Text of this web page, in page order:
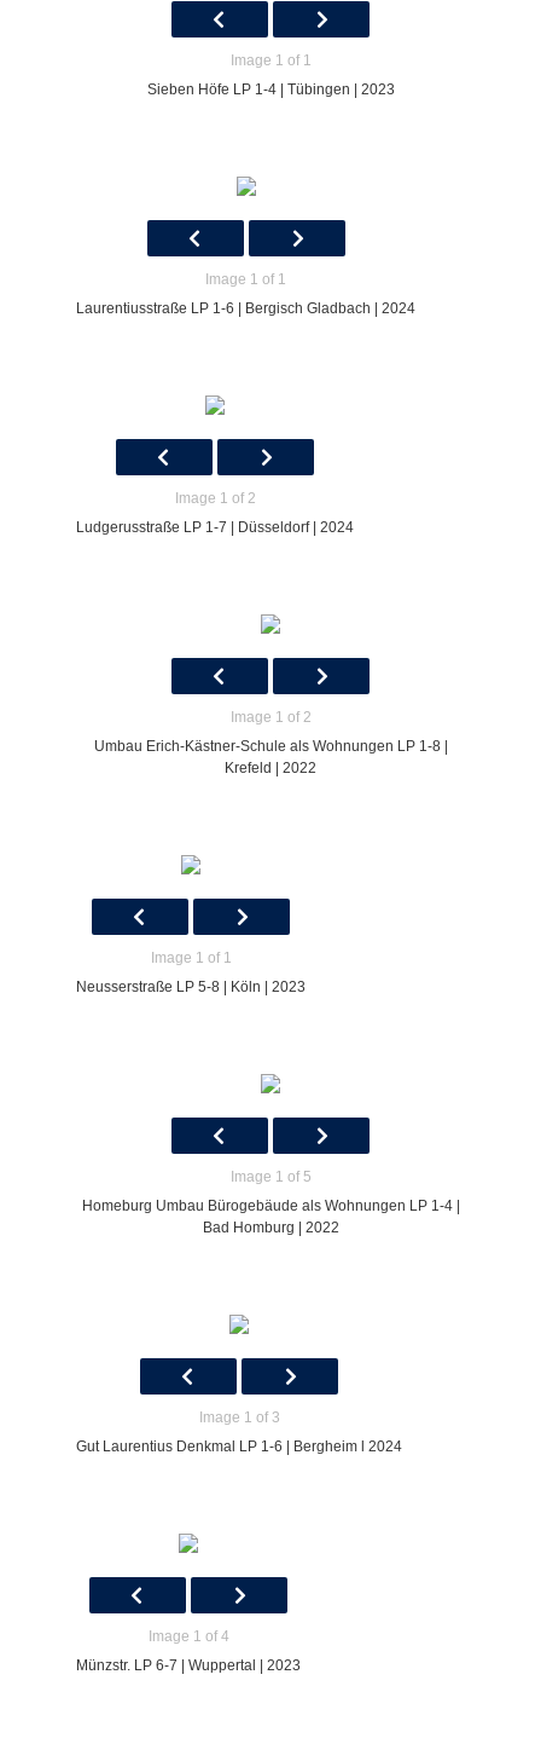
Image 1 of 1
Sieben Höfe LP 1-4 | Tübingen | 2023
Image 1 of 1
Laurentiusstraße LP 1-6 | Bergisch Gladbach | 2024
Image 1 of 2
Ludgerusstraße LP 1-7 | Düsseldorf | 2024
Image 1 of 2
Umbau Erich-Kästner-Schule als Wohnungen LP 1-8 |
Krefeld | 2022
Image 1 of 1
Neusserstraße LP 5-8 | Köln | 2023
Image 1 of 5
Homeburg Umbau Bürogebäude als Wohnungen LP 1-4 |
Bad Homburg | 2022
Image 1 of 3
Gut Laurentius Denkmal LP 1-6 | Bergheim l 2024
Image 1 of 4
Münzstr. LP 6-7 | Wuppertal | 2023